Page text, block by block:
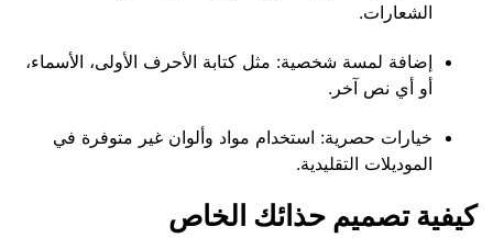
الشعارات.
إضافة لمسة شخصية: مثل كتابة الأحرف الأولى، الأسماء،
أو أي نص آخر.
خيارات حصرية: استخدام مواد وألوان غير متوفرة في
الموديلات التقليدية.
كيفية تصميم حذائك الخاص